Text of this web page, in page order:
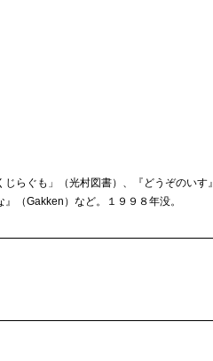
らぐも」（光村図書）、『どうぞのいす』
（Gakken）など。１９９８年没。